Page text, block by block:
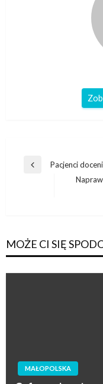
Nawigacja
Poprzedni
Pacjenci
MOŻE CI SIĘ
MAŁOPOLSKA